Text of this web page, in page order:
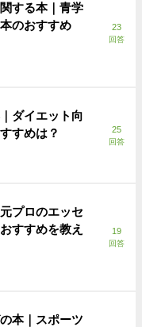
する本｜青学
のおすすめ
23
回答
ダイエット向
すめは？
25
回答
プロのエッセ
すすめを教え
19
回答
本｜スポーツ